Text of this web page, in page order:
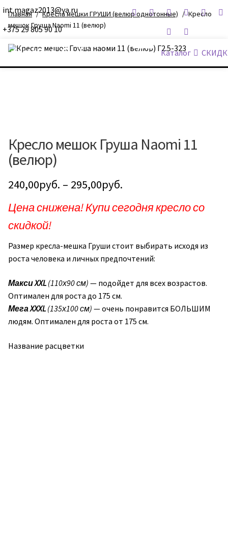
int.magaz2013@ya.ru
+375 29 805 90 10
ДримБэг.бай Каталог
Главная / Кресла мешки ГРУШИ (велюр однотонные) / Кресло
мешок Груша Naomi 11 (велюр)
Кресло мешок Груша Naomi 11
(велюр)
240,00руб. – 295,00руб.
Цена снижена! Купи сегодня кресло со
скидкой!
Размер кресла-мешка Груши стоит выбирать исходя из
роста человека и личных предпочтений:
МаксиXXL (110х90 см) — подойдет для всех возрастов.
Оптимален для роста до 175 см.
Мега XXXL (135х100 см) — очень понравится БОЛЬШИМ
людям. Оптимален для роста от 175 см.
Название расцветки